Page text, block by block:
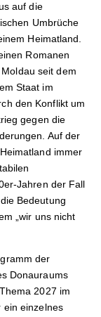
auf die
Umbrüche
Heimatland.
Romanen
seit dem
Staat im
den Konflikt um
gegen die
Auf der
immer
Jahren der Fall
Bedeutung
„wir uns nicht
der
Donauraums
2027 im
ein einzelnes